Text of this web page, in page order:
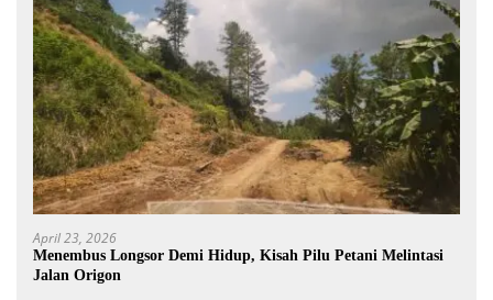
April 23, 2026
Menembus Longsor Demi Hidup, Kisah Pilu Petani Melintasi
Jalan Origon